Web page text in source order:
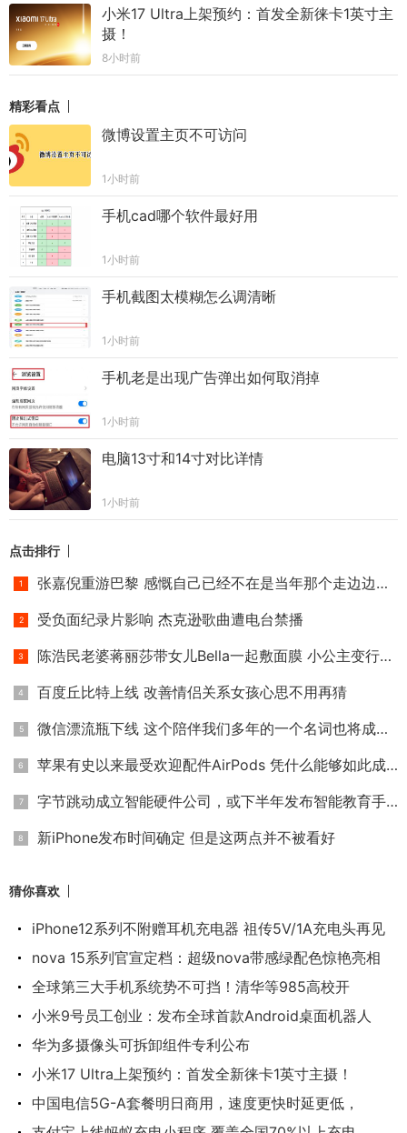
小米17 Ultra上架预约：首发全新徕卡1英寸主
摄！
8小时前
精彩看点
微博设置主页不可访问
1小时前
手机cad哪个软件最好用
1小时前
手机截图太模糊怎么调清晰
1小时前
手机老是出现广告弹出如何取消掉
1小时前
电脑13寸和14寸对比详情
1小时前
点击排行
张嘉倪重游巴黎 感慨自己已经不在是当年那个走边边的小小姑娘
受负面纪录片影响 杰克逊歌曲遭电台禁播
陈浩民老婆蒋丽莎带女儿Bella一起敷面膜 小公主变行走的表情包
百度丘比特上线 改善情侣关系女孩心思不用再猜
微信漂流瓶下线 这个陪伴我们多年的一个名词也将成为历史
苹果有史以来最受欢迎配件AirPods 凭什么能够如此成功？
字节跳动成立智能硬件公司，或下半年发布智能教育手机
新iPhone发布时间确定 但是这两点并不被看好
猜你喜欢
iPhone12系列不附赠耳机充电器 祖传5V/1A充电头再见
nova 15系列官宣定档：超级nova带感绿配色惊艳亮相
全球第三大手机系统势不可挡！清华等985高校开
小米9号员工创业：发布全球首款Android桌面机器人
华为多摄像头可拆卸组件专利公布
小米17 Ultra上架预约：首发全新徕卡1英寸主摄！
中国电信5G-A套餐明日商用，速度更快时延更低，